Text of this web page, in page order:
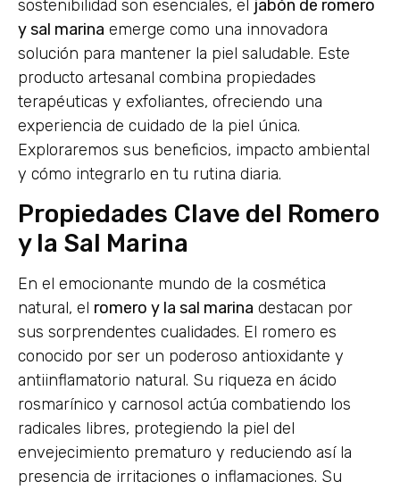
sostenibilidad son esenciales, el jabón de romero
y sal marina emerge como una innovadora
solución para mantener la piel saludable. Este
producto artesanal combina propiedades
terapéuticas y exfoliantes, ofreciendo una
experiencia de cuidado de la piel única.
Exploraremos sus beneficios, impacto ambiental
y cómo integrarlo en tu rutina diaria.
Propiedades Clave del Romero
y la Sal Marina
En el emocionante mundo de la cosmética
natural, el romero y la sal marina destacan por
sus sorprendentes cualidades. El romero es
conocido por ser un poderoso antioxidante y
antiinflamatorio natural. Su riqueza en ácido
rosmarínico y carnosol actúa combatiendo los
radicales libres, protegiendo la piel del
envejecimiento prematuro y reduciendo así la
presencia de irritaciones o inflamaciones. Su